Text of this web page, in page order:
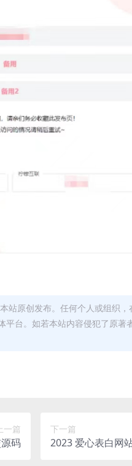
站原创发布。任何个人或组织
台。如若本站内容侵犯了原著
一篇
码
下一篇
2023 爱心表白网